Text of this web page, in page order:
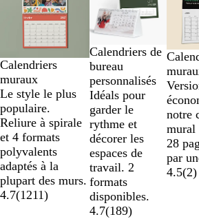
Calendriers
muraux
Le style le plus
populaire.
Reliure à spirale
et 4 formats
polyvalents
adaptés à la
plupart des murs.
4.7(1211)
Calendriers de
bureau
personnalisés
Idéals pour
garder le
rythme et
décorer les
espaces de
travail. 2
formats
disponibles.
4.7(189)
notre
mural
28
par
4.5(2)